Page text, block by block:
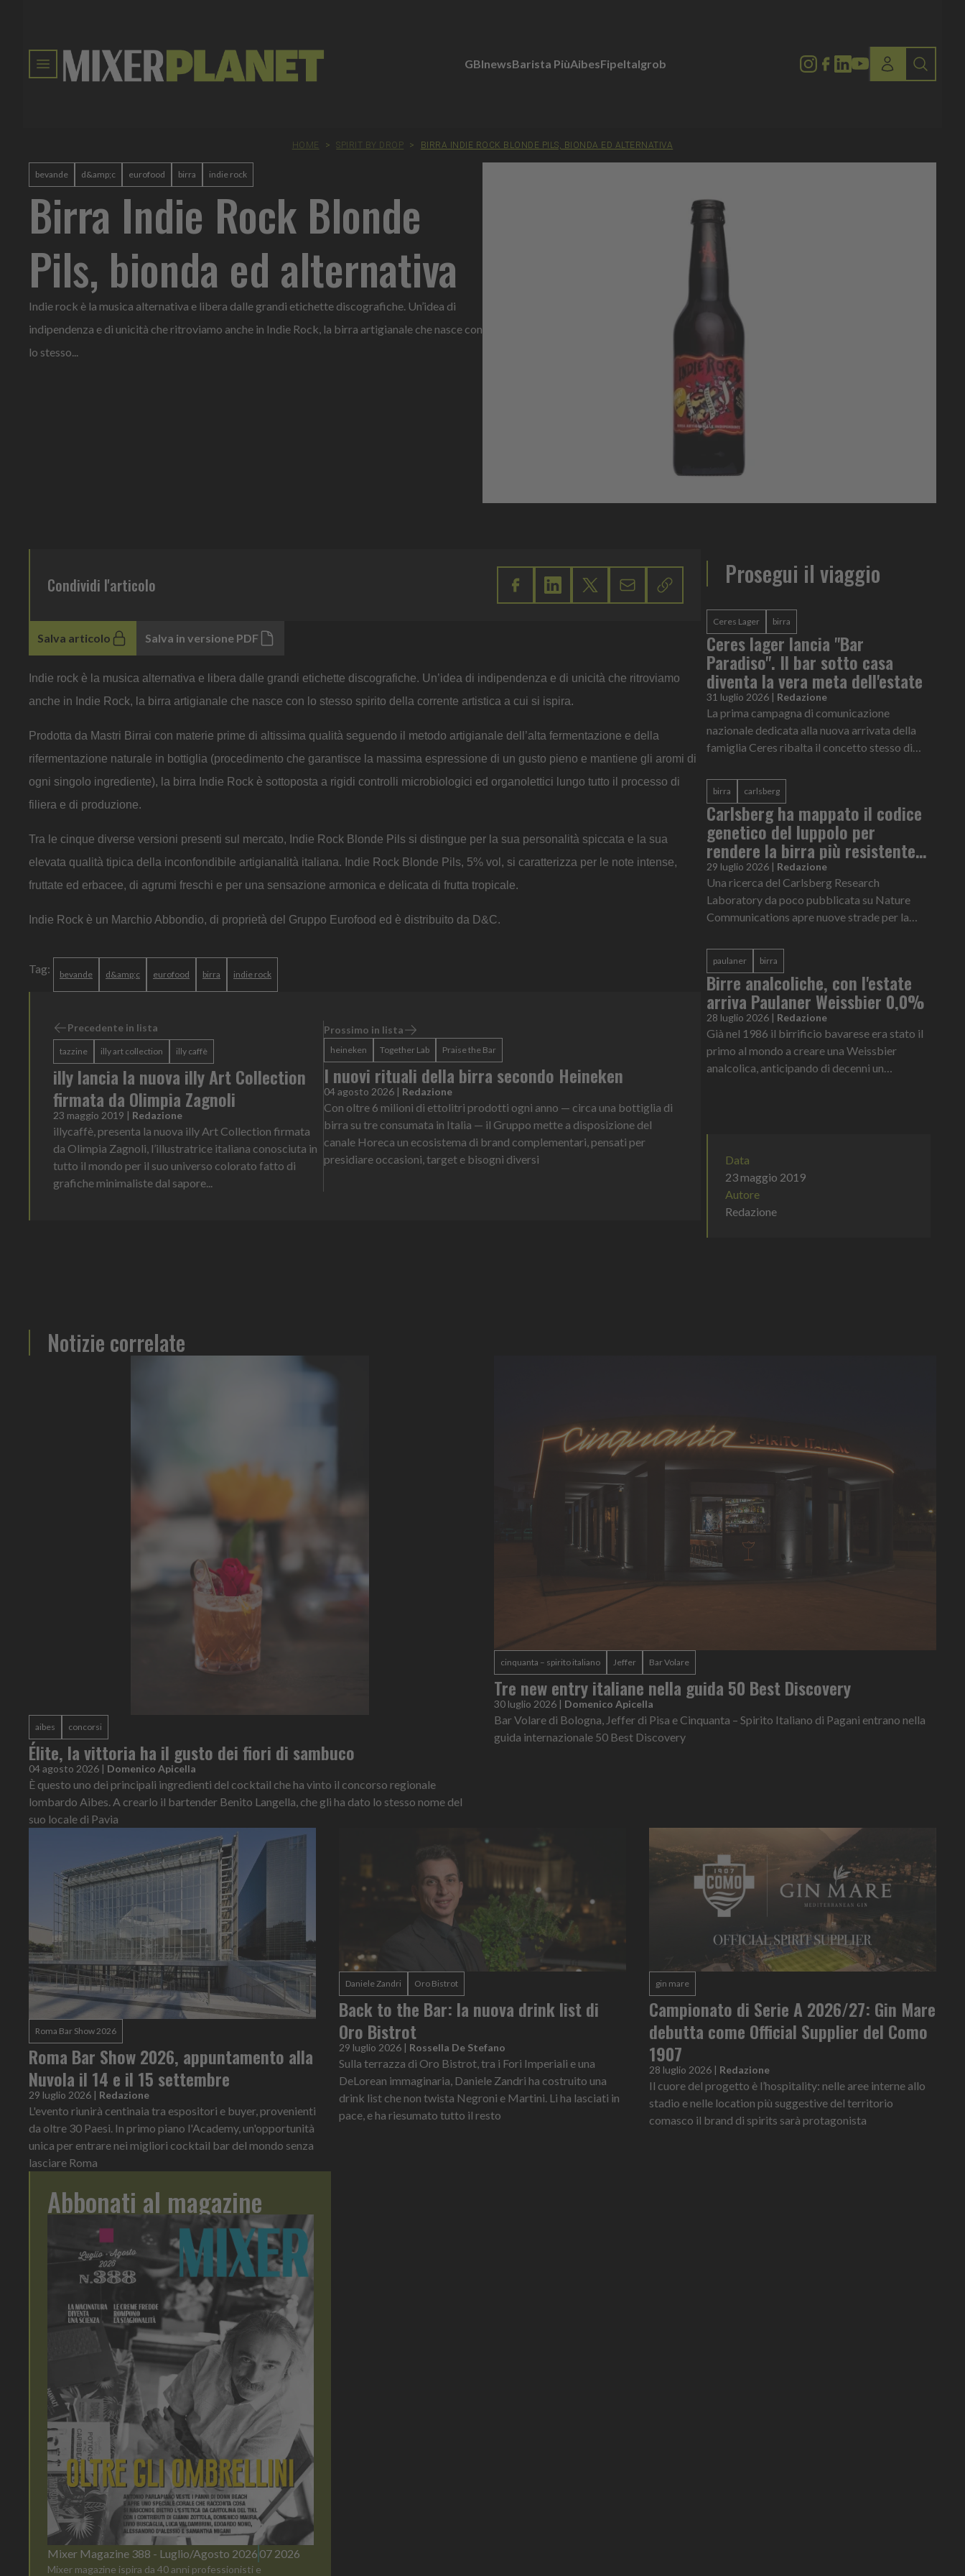
GBInewsBarista PiùAibesFipeItalgrob
HOME > SPIRIT BY DROP > BIRRA INDIE ROCK BLONDE PILS, BIONDA ED ALTERNATIVA
bevande d&amp;c eurofood birra indie rock
Birra Indie Rock Blonde
Pils, bionda ed alternativa
Indie rock è la musica alternativa e libera dalle grandi etichette discografiche. Un’idea di
indipendenza e di unicità che ritroviamo anche in Indie Rock, la birra artigianale che nasce con
lo stesso...
Condividi l'articolo
Salva articolo Salva in versione PDF
Indie rock è la musica alternativa e libera dalle grandi etichette discografiche. Un’idea di indipendenza e di unicità che ritroviamo
anche in Indie Rock, la birra artigianale che nasce con lo stesso spirito della corrente artistica a cui si ispira.
Prodotta da Mastri Birrai con materie prime di altissima qualità seguendo il metodo artigianale dell’alta fermentazione e della
rifermentazione naturale in bottiglia (procedimento che garantisce la massima espressione di un gusto pieno e mantiene gli aromi di
ogni singolo ingrediente), la birra Indie Rock è sottoposta a rigidi controlli microbiologici ed organolettici lungo tutto il processo di
filiera e di produzione.
Tra le cinque diverse versioni presenti sul mercato, Indie Rock Blonde Pils si distingue per la sua personalità spiccata e la sua
elevata qualità tipica della inconfondibile artigianalità italiana. Indie Rock Blonde Pils, 5% vol, si caratterizza per le note intense,
fruttate ed erbacee, di agrumi freschi e per una sensazione armonica e delicata di frutta tropicale.
Indie Rock è un Marchio Abbondio, di proprietà del Gruppo Eurofood ed è distribuito da D&C.
Tag: bevande d&amp;c eurofood birra indie rock
Precedente in lista
tazzine illy art collection illy caffè
illy lancia la nuova illy Art Collection
firmata da Olimpia Zagnoli
23 maggio 2019 | Redazione
illycaffè, presenta la nuova illy Art Collection firmata
da Olimpia Zagnoli, l’illustratrice italiana conosciuta in
tutto il mondo per il suo universo colorato fatto di
grafiche minimaliste dal sapore...
Prossimo in lista
heineken Together Lab Praise the Bar
I nuovi rituali della birra secondo Heineken
04 agosto 2026 | Redazione
Con oltre 6 milioni di ettolitri prodotti ogni anno — circa una bottiglia di
birra su tre consumata in Italia — il Gruppo mette a disposizione del
canale Horeca un ecosistema di brand complementari, pensati per
presidiare occasioni, target e bisogni diversi
Prosegui il viaggio
Ceres Lager birra
Ceres lager lancia "Bar
Paradiso". Il bar sotto casa
diventa la vera meta dell'estate
31 luglio 2026 | Redazione
La prima campagna di comunicazione
nazionale dedicata alla nuova arrivata della
famiglia Ceres ribalta il concetto stesso di
birra carlsberg
Carlsberg ha mappato il codice
genetico del luppolo per
rendere la birra più resistente
al cambiamento climatico
29 luglio 2026 | Redazione
Una ricerca del Carlsberg Research
Laboratory da poco pubblicata su Nature
Communications apre nuove strade per la
della birra a livello globale
paulaner birra
Birre analcoliche, con l'estate
arriva Paulaner Weissbier 0,0%
28 luglio 2026 | Redazione
Già nel 1986 il birrificio bavarese era stato il
primo al mondo a creare una Weissbier
analcolica, anticipando di decenni un
Data
23 maggio 2019
Autore
Redazione
Notizie correlate
aibes concorsi
Élite, la vittoria ha il gusto dei fiori di sambuco
04 agosto 2026 | Domenico Apicella
È questo uno dei principali ingredienti del cocktail che ha vinto il concorso regionale
lombardo Aibes. A crearlo il bartender Benito Langella, che gli ha dato lo stesso nome del
suo locale di Pavia
cinquanta – spirito italiano Jeffer Bar Volare
Tre new entry italiane nella guida 50 Best Discovery
30 luglio 2026 | Domenico Apicella
Bar Volare di Bologna, Jeffer di Pisa e Cinquanta – Spirito Italiano di Pagani entrano nella
guida internazionale 50 Best Discovery
Roma Bar Show 2026
Roma Bar Show 2026, appuntamento alla
Nuvola il 14 e il 15 settembre
29 luglio 2026 | Redazione
L'evento riunirà centinaia tra espositori e buyer, provenienti
da oltre 30 Paesi. In primo piano l'Academy, un'opportunità
unica per entrare nei migliori cocktail bar del mondo senza
lasciare Roma
Daniele Zandri Oro Bistrot
Back to the Bar: la nuova drink list di
Oro Bistrot
29 luglio 2026 | Rossella De Stefano
Sulla terrazza di Oro Bistrot, tra i Fori Imperiali e una
DeLorean immaginaria, Daniele Zandri ha costruito una
drink list che non twista Negroni e Martini. Li ha lasciati in
pace, e ha riesumato tutto il resto
gin mare
Campionato di Serie A 2026/27: Gin Mare
debutta come Official Supplier del Como
1907
28 luglio 2026 | Redazione
Il cuore del progetto è l’hospitality: nelle aree interne allo
stadio e nelle location più suggestive del territorio
comasco il brand di spirits sarà protagonista
Abbonati al magazine
Mixer Magazine 388 - Luglio/Agosto 2026 07 2026
Mixer magazine ispira da 40 anni professionisti e